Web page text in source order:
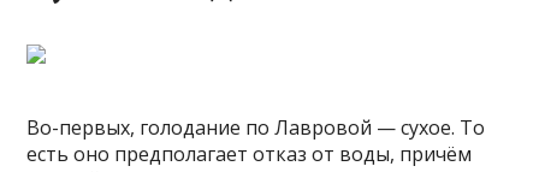
Во-первых, голодание по Лавровой — сухое. То
есть оно предполагает отказ от воды, причём